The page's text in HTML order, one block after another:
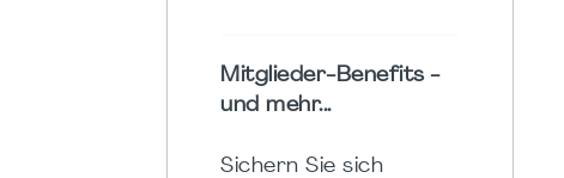
Mitglieder-Benefits -
und mehr...
Sichern Sie sich